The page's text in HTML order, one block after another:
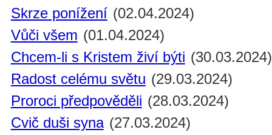
Skrze ponížení (02.04.2024)
Vůči všem (01.04.2024)
Chcem-li s Kristem živí býti (30.03.2024)
Radost celému světu (29.03.2024)
Proroci předpověděli (28.03.2024)
Cvič duši syna (27.03.2024)